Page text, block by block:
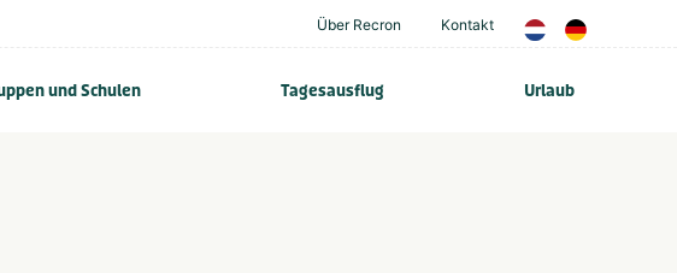
Über Recron Kontakt
und Schulen Tagesausflug Urlaub